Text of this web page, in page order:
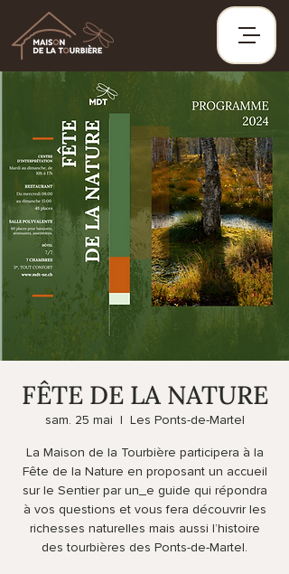
FÊTE DE LA NATURE
sam. 25 mai
  |
Les Ponts-de-Martel
La Maison de la Tourbière participera à la
Fête de la Nature en proposant un accueil
sur le Sentier par un_e guide qui répondra
à vos questions et vous fera découvrir les
richesses naturelles mais aussi l’histoire
des tourbières des Ponts-de-Martel.